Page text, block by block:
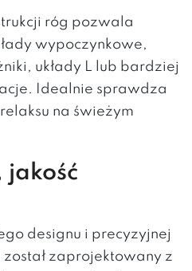
róg pozwala
wypoczynkowe,
układy L lub bardziej
Idealnie sprawdza
na świeżym
jakość
designu i precyzyjnej
zaprojektowany z